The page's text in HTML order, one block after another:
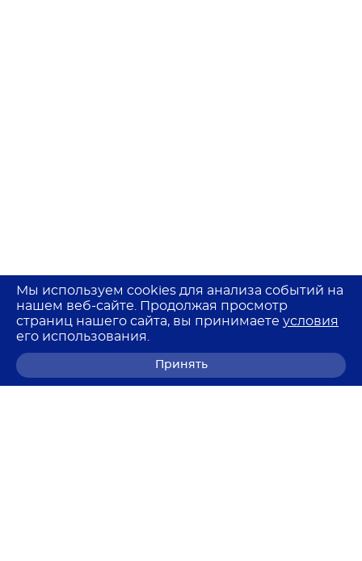
Мы используем cookies для анализа событий на
нашем веб-сайте. Продолжая просмотр
страниц нашего сайта, вы принимаете условия
его использования.
Принять